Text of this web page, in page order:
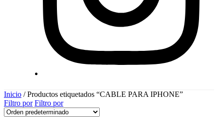
Inicio / Productos etiquetados “CABLE PARA IPHONE”
Filtro por Filtro por